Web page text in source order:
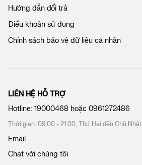
t
i
Hướng dẫn đổi trả
Điều khoản sử dụng
Chính sách bảo vệ dữ liệu cá nhân
LIÊN HỆ HỖ TRỢ
Hotline: 19000468 hoặc 0961272486
Thời gian: 09:00 - 21:00, Thứ Hai đến Chủ Nhật
Email
Chat với chúng tôi